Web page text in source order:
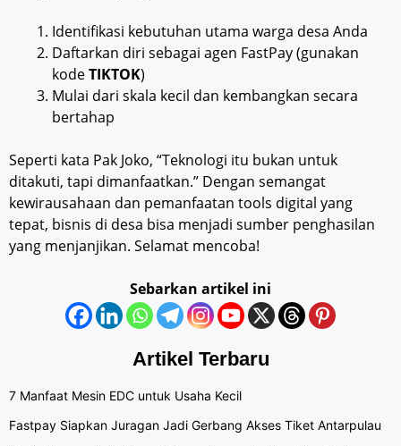
Identifikasi kebutuhan utama warga desa Anda
Daftarkan diri sebagai agen FastPay (gunakan
kodeTIKTOK)
Mulai dari skala kecil dan kembangkan secara
bertahap
Seperti kata Pak Joko, “Teknologi itu bukan untuk
ditakuti, tapi dimanfaatkan.” Dengan semangat
kewirausahaan dan pemanfaatan tools digital yang
tepat, bisnis di desa bisa menjadi sumber penghasilan
yang menjanjikan. Selamat mencoba!
Sebarkan artikel ini
Artikel Terbaru
7 Manfaat Mesin EDC untuk Usaha Kecil
Fastpay Siapkan Juragan Jadi Gerbang Akses Tiket Antarpulau